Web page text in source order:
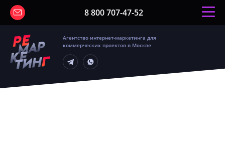
8 800 707-47-52
Агентство интернет-маркетинга для
коммерческих проектов в Москве